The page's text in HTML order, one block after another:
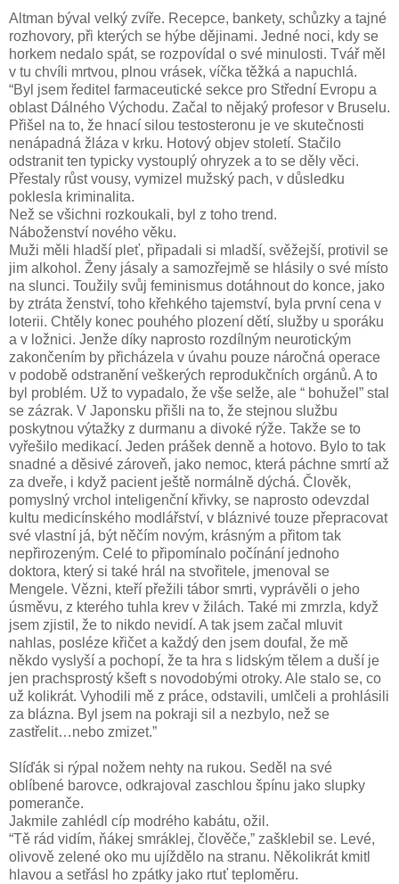
Altman býval velký zvíře. Recepce, bankety, schůzky a tajné
rozhovory, při kterých se hýbe dějinami. Jedné noci, kdy se
horkem nedalo spát, se rozpovídal o své minulosti. Tvář měl
v tu chvíli mrtvou, plnou vrásek, víčka těžká a napuchlá.
“Byl jsem ředitel farmaceutické sekce pro Střední Evropu a
oblast Dálného Východu. Začal to nějaký profesor v Bruselu.
Přišel na to, že hnací silou testosteronu je ve skutečnosti
nenápadná žláza v krku. Hotový objev století. Stačilo
odstranit ten typicky vystouplý ohryzek a to se děly věci.
Přestaly růst vousy, vymizel mužský pach, v důsledku
poklesla kriminalita.
Než se všichni rozkoukali, byl z toho trend.
Náboženství nového věku.
Muži měli hladší pleť, připadali si mladší, svěžejší, protivil se
jim alkohol. Ženy jásaly a samozřejmě se hlásily o své místo
na slunci. Toužily svůj feminismus dotáhnout do konce, jako
by ztráta ženství, toho křehkého tajemství, byla první cena v
loterii. Chtěly konec pouhého plození dětí, služby u sporáku
a v ložnici. Jenže díky naprosto rozdílným neurotickým
zakončením by přicházela v úvahu pouze náročná operace
v podobě odstranění veškerých reprodukčních orgánů. A to
byl problém. Už to vypadalo, že vše selže, ale “ bohužel” stal
se zázrak. V Japonsku přišli na to, že stejnou službu
poskytnou výtažky z durmanu a divoké rýže. Takže se to
vyřešilo medikací. Jeden prášek denně a hotovo. Bylo to tak
snadné a děsivé zároveň, jako nemoc, která páchne smrtí až
za dveře, i když pacient ještě normálně dýchá. Člověk,
pomyslný vrchol inteligenční křivky, se naprosto odevzdal
kultu medicínského modlářství, v bláznivé touze přepracovat
své vlastní já, být něčím novým, krásným a přitom tak
nepřirozeným. Celé to připomínalo počínání jednoho
doktora, který si také hrál na stvořitele, jmenoval se
Mengele. Vězni, kteří přežili tábor smrti, vyprávěli o jeho
úsměvu, z kterého tuhla krev v žilách. Také mi zmrzla, když
jsem zjistil, že to nikdo nevidí. A tak jsem začal mluvit
nahlas, posléze křičet a každý den jsem doufal, že mě
někdo vyslyší a pochopí, že ta hra s lidským tělem a duší je
jen prachsprostý kšeft s novodobými otroky. Ale stalo se, co
už kolikrát. Vyhodili mě z práce, odstavili, umlčeli a prohlásili
za blázna. Byl jsem na pokraji sil a nezbylo, než se
zastřelit…nebo zmizet.”
Slíďák si rýpal nožem nehty na rukou. Seděl na své
oblíbené barovce, odkrajoval zaschlou špínu jako slupky
pomeranče.
Jakmile zahlédl cíp modrého kabátu, ožil.
“Tě rád vidím, ňákej smráklej, člověče,” zašklebil se. Levé,
olivově zelené oko mu ujíždělo na stranu. Několikrát kmitl
hlavou a setřásl ho zpátky jako rtuť teploměru.